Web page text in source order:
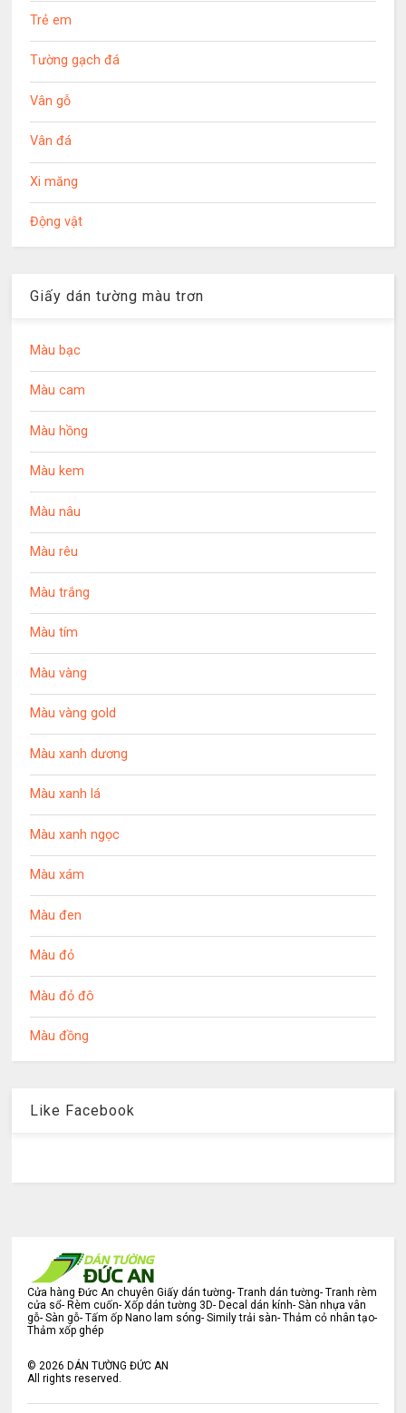
Trẻ em
Tường gạch đá
Vân gỗ
Vân đá
Xi măng
Động vật
Giấy dán tường màu trơn
Màu bạc
Màu cam
Màu hồng
Màu kem
Màu nâu
Màu rêu
Màu trắng
Màu tím
Màu vàng
Màu vàng gold
Màu xanh dương
Màu xanh lá
Màu xanh ngọc
Màu xám
Màu đen
Màu đỏ
Màu đỏ đô
Màu đồng
Like Facebook
Cửa hàng Đức An chuyên Giấy dán tường- Tranh dán tường- Tranh rèm
cửa sổ- Rèm cuốn- Xốp dán tường 3D- Decal dán kính- Sàn nhựa vân
gỗ- Sàn gỗ- Tấm ốp Nano lam sóng- Simily trải sàn- Thảm cỏ nhân tạo-
Thảm xốp ghép
©2026 DÁN TƯỜNG ĐỨC AN
All rights reserved.